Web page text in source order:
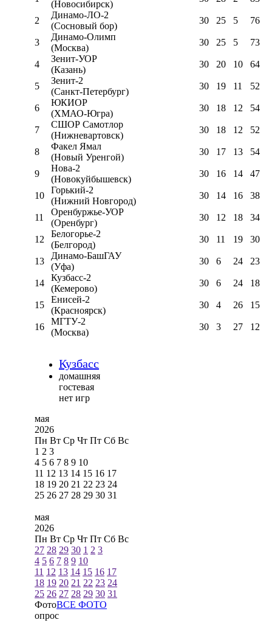
(Новосибирск)
2
Динамо-ЛО-2
(Сосновый бор)
30 25 5 76
3
Динамо-Олимп
(Москва)
30 25 5 73
4
Зенит-УОР
(Казань)
30 20 10 64
5
Зенит-2
(Санкт-Петербург)
30 19 11 52
6
ЮКИОР
(ХМАО-Югра)
30 18 12 54
7
СШОР Самотлор
(Нижневартовск)
30 18 12 52
8
Факел Ямал
(Новый Уренгой)
30 17 13 54
9
Нова-2
(Новокуйбышевск)
30 16 14 47
10
Горький-2
(Нижний Новгород)
30 14 16 38
11
Оренбуржье-УОР
(Оренбург)
30 12 18 34
12
Белогорье-2
(Белгород)
30 11 19 30
13
Динамо-БашГАУ
(Уфа)
30 6 24 23
14
Кузбасс-2
(Кемерово)
30 6 24 18
15
Енисей-2
(Красноярск)
30 4 26 15
16
МГТУ-2
(Москва)
30 3 27 12
Кузбасс
домашняя
гостевая
нет игр
мая
2026
Пн Вт Ср Чт Пт Сб Вс
1 2 3
4 5 6 7 8 9 10
11 12 13 14 15 16 17
18 19 20 21 22 23 24
25 26 27 28 29 30 31
мая
2026
Пн Вт Ср Чт Пт Сб Вс
27 28 29 30 1 2 3
4 5 6 7 8 9 10
11 12 13 14 15 16 17
18 19 20 21 22 23 24
25 26 27 28 29 30 31
ФотоВСЕ ФОТО
опрос